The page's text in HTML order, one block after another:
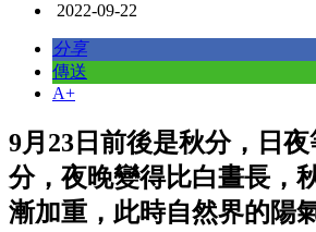
2022-09-22
分享
傳送
A+
9月23日前後是秋分，日
分，夜晚變得比白晝長，
漸加重，此時自然界的陽